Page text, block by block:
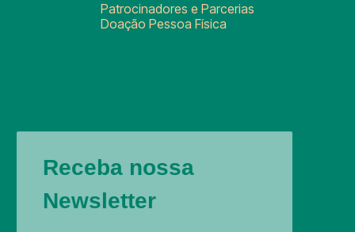
Patrocinadores e Parcerias
Doação Pessoa Física